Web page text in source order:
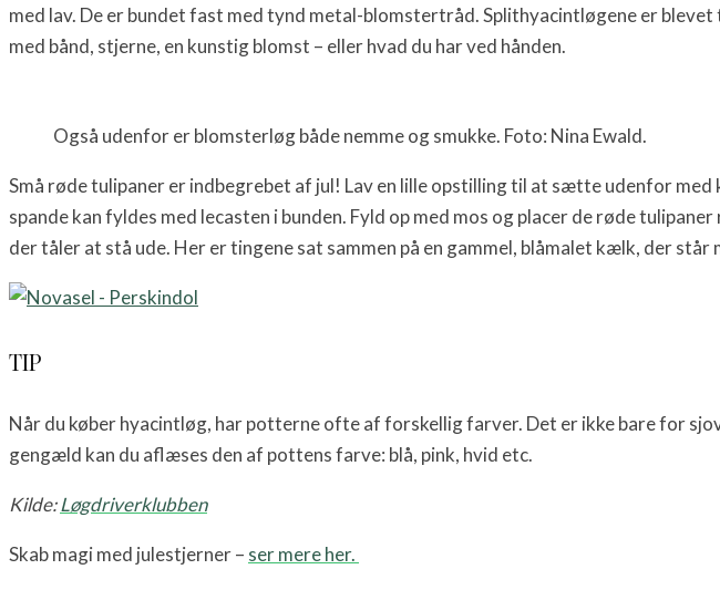
med lav. De er bundet fast med tynd metal-blomstertråd. Splithyacintløgene er
med bånd, stjerne, en kunstig blomst – eller hvad du har ved hånden.
Også udenfor er blomsterløg både nemme og smukke. Foto: Nina Ewald.
Små røde tulipaner er indbegrebet af jul! Lav en lille opstilling til at sætte udenfor
spande kan fyldes med lecasten i bunden. Fyld op med mos og placer de røde
der tåler at stå ude. Her er tingene sat sammen på en gammel, blåmalet kælk, der står
TIP
Når du køber hyacintløg, har potterne ofte af forskellig farver. Det er ikke bare for
gengæld kan du aflæses den af pottens farve: blå, pink, hvid etc.
Kilde:Løgdriverklubben
Skab magi med julestjerner – ser mere her.